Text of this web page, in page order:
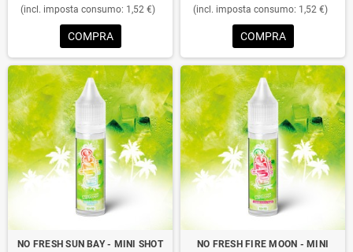
(incl. imposta consumo: 1,52 €)
COMPRA
(incl. imposta consumo: 1,52 €)
COMPRA
NO FRESH SUN BAY - MINI SHOT
NO FRESH FIRE MOON - MINI